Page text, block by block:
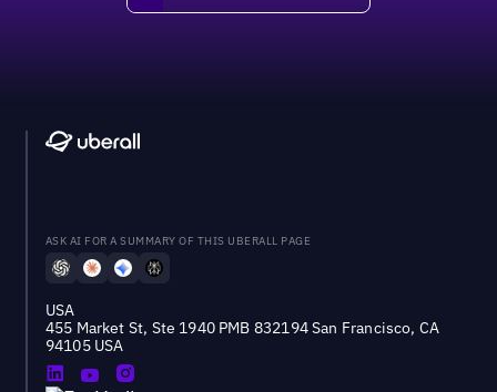
ASK AI FOR A SUMMARY OF THIS UBERALL PAGE
USA
455 Market St, Ste 1940 PMB 832194 San Francisco, CA
94105 USA